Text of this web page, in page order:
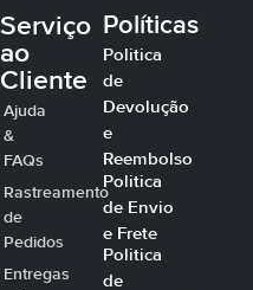
Serviço
ao
Cliente
Ajuda
&
FAQs
Rastreamento
de
Pedidos
Entregas
Políticas
Politica
de
Devolução
e
Reembolso
Politica
de Envio
e Frete
Politica
de